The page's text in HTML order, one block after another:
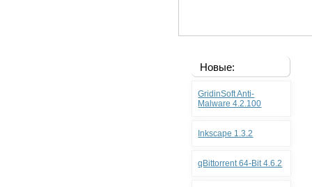
Новые:
GridinSoft Anti-
Malware 4.2.100
Inkscape 1.3.2
qBittorrent 64-Bit 4.6.2